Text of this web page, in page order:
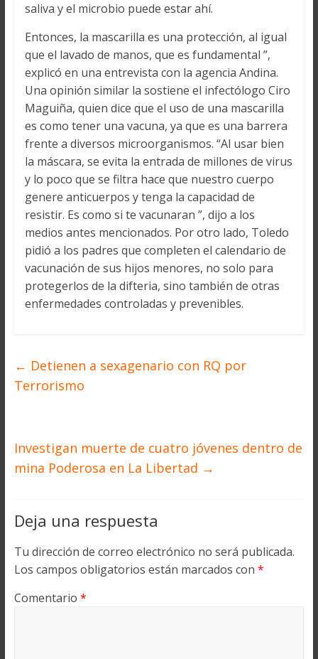
saliva y el microbio puede estar ahí.
Entonces, la mascarilla es una protección, al igual
que el lavado de manos, que es fundamental ”,
explicó en una entrevista con la agencia Andina.
Una opinión similar la sostiene el infectólogo Ciro
Maguiña, quien dice que el uso de una mascarilla
es como tener una vacuna, ya que es una barrera
frente a diversos microorganismos. “Al usar bien
la máscara, se evita la entrada de millones de virus
y lo poco que se filtra hace que nuestro cuerpo
genere anticuerpos y tenga la capacidad de
resistir. Es como si te vacunaran ”, dijo a los
medios antes mencionados. Por otro lado, Toledo
pidió a los padres que completen el calendario de
vacunación de sus hijos menores, no solo para
protegerlos de la difteria, sino también de otras
enfermedades controladas y prevenibles.
← Detienen a sexagenario con RQ por
Terrorismo
Investigan muerte de cuatro jóvenes dentro de
mina Poderosa en La Libertad →
Deja una respuesta
Tu dirección de correo electrónico no será publicada.
Los campos obligatorios están marcados con *
Comentario *